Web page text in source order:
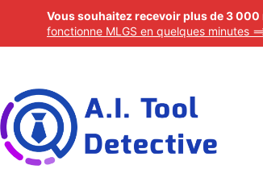
Vous souhaitez recevoir plus de 3
fonctionne MLGS en quelques minutes